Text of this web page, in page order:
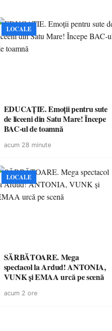
LOCALE
EDUCAȚIE. Emoții pentru sute
de liceeni din Satu Mare! Începe
BAC-ul de toamnă
acum 28 minute
LOCALE
SĂRBĂTOARE. Mega
spectacol la Ardud! ANTONIA,
VUNK și EMAA urcă pe scenă
acum 2 ore